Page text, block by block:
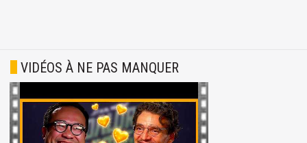
VIDÉOS À NE PAS MANQUER